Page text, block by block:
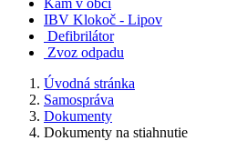
Kam v obci
IBV Klokoč - Lipov
Defibrilátor
Zvoz odpadu
Úvodná stránka
Samospráva
Dokumenty
Dokumenty na stiahnutie